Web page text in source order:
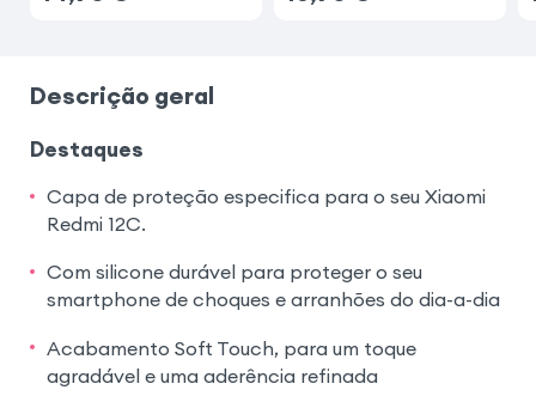
Descrição geral
Destaques
Capa de proteção especifica para o seu Xiaomi
Redmi 12C.
Com silicone durável para proteger o seu
smartphone de choques e arranhões do dia-a-dia
Acabamento Soft Touch, para um toque
agradável e uma aderência refinada